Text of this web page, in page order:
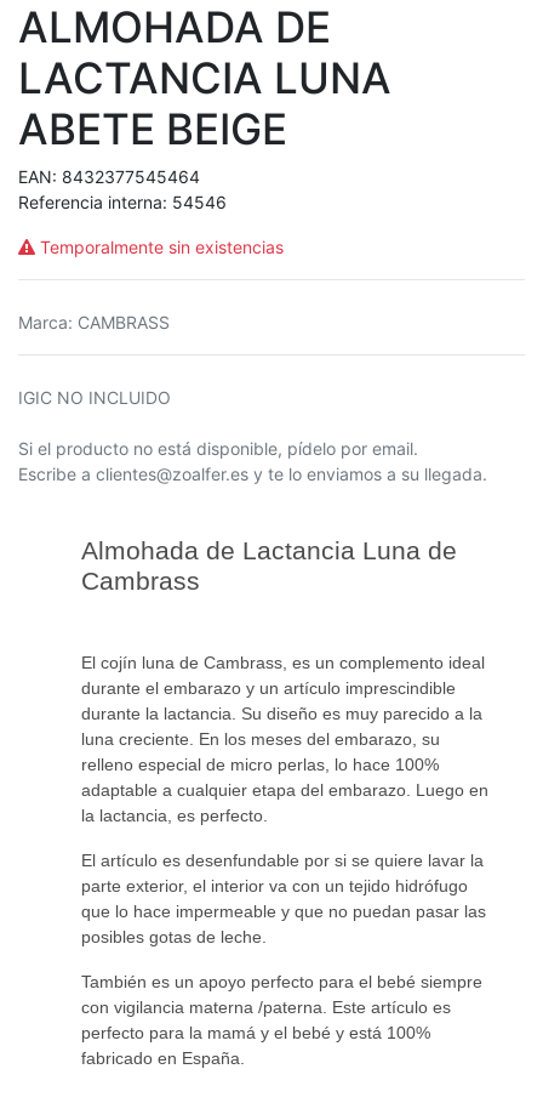
ALMOHADA DE
LACTANCIA LUNA
ABETE BEIGE
EAN: 8432377545464
Referencia interna: 54546
Temporalmente sin existencias
Marca: CAMBRASS
IGIC NO INCLUIDO
Si el producto no está disponible, pídelo por email.
Escribe a clientes@zoalfer.es y te lo enviamos a su llegada.
Almohada de Lactancia Luna de
Cambrass
El cojín luna de Cambrass, es un complemento ideal
durante el embarazo y un artículo imprescindible
durante la lactancia. Su diseño es muy parecido a la
luna creciente. En los meses del embarazo, su
relleno especial de micro perlas, lo hace 100%
adaptable a cualquier etapa del embarazo. Luego en
la lactancia, es perfecto.
El artículo es desenfundable por si se quiere lavar la
parte exterior, el interior va con un tejido hidrófugo
que lo hace impermeable y que no puedan pasar las
posibles gotas de leche.
También es un apoyo perfecto para el bebé siempre
con vigilancia materna /paterna. Este artículo es
perfecto para la mamá y el bebé y está 100%
fabricado en España.